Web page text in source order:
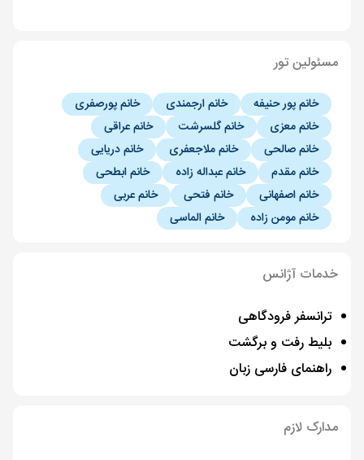
22 مرداد
20 مرداد ساعت 10:30
23 مرداد ساعت 19:40
مسئولین تور
خانم پور حنیفه خانم ارجمندی
خانم پورصفری
خانم معزی
خانم گلسرشت
خانم عراقی
خانم صالحی
خانم ملاجعفری
خانم دریایی
خانم مقدم
خانم عبداله زاده
خانم ابطحی
خانم اصفهانی
خانم فتحی
خانم عربی
خانم مومن زاده
خانم الماسی
خدمات آژانس
ترانسفر فرودگاهی
بلیط رفت و برگشت
راهنمای فارسی زبان
مدارک لازم